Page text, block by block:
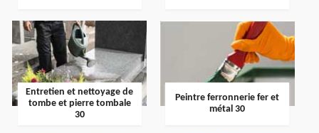
Entretien et nettoyage de
tombe et pierre tombale
30
Peintre ferronnerie fer et
métal 30